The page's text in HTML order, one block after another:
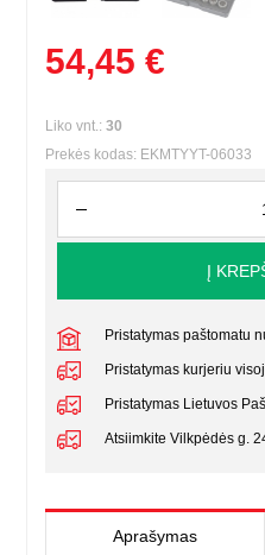
54,45 €
Liko vnt.:30
Prekės kodas: EKMTYYT-06033
Į
Pristatymas paštomatu
Pristatymas kurjeriu
Pristatymas Lietuvos
Atsiimkite Vilkpėdės g.
Aprašymas